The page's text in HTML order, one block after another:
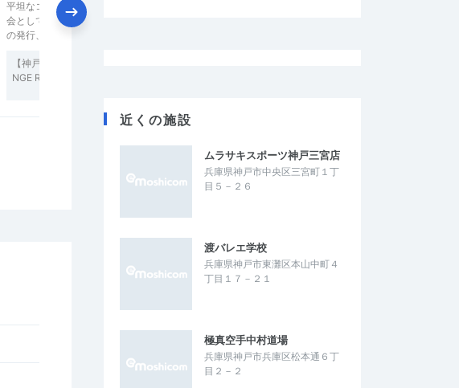
平坦なコースでレースペースを養う練習大
会として最適である。特に、表彰や記録証
の発行、参加賞などもないので、練習会…
【神戸ナイトラン】THE NIGHT CHALLE
NGE RACE KOBE 3【日本陸連公認】
近くの施設
ムラサキスポーツ神戸三宮店
兵庫県神戸市中央区三宮町１丁
目５－２６
渡バレエ学校
兵庫県神戸市東灘区本山中町４
丁目１７－２１
極真空手中村道場
兵庫県神戸市兵庫区松本通６丁
目２－２